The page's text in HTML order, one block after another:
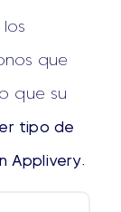
que
que su
tipo de
Applivery.